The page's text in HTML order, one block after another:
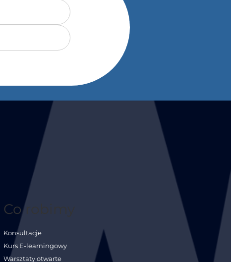
Co robimy
Konsultacje
Kurs E-learningowy
Warsztaty otwarte